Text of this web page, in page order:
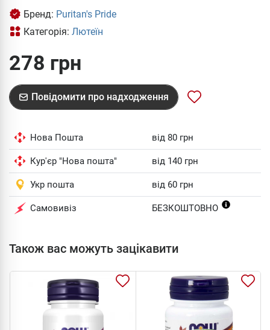
Бренд: Puritan's Pride
Категорія: Лютеїн
278 грн
Повідомити про надходження
Нова Пошта від 80 грн
Кур'єр "Нова пошта" від 140 грн
Укр пошта від 60 грн
Самовивіз БЕЗКОШТОВНО
Також вас можуть зацікавити